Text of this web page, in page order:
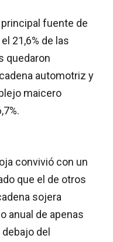
fuente de
21,6% de las
quedaron
automotriz y
maicero
convivió con un
que el de otros
sojera
anual de apenas
debajo del